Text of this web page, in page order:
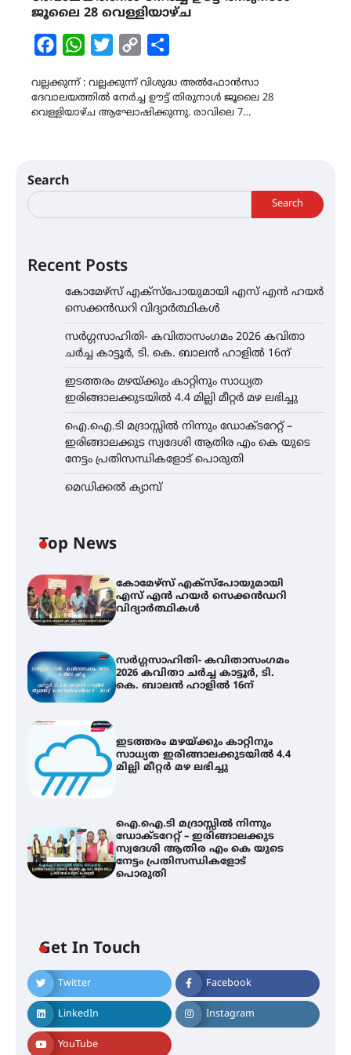
ജൂലൈ 28 വെള്ളിയാഴ്ച
FacebookWhatsAppTwitterCopy
വല്ലക്കുന്ന് : വല്ലക്കുന്ന് വിശുദ്ധ അൽഫോൻസാ
ദേവാലയത്തിൽ നേർച്ച ഊട്ട് തിരുനാൾ ജൂലൈ 28
വെള്ളിയാഴ്ച ആഘോഷിക്കുന്നു. രാവിലെ 7…
Search
Search
Recent Posts
കോമേഴ്സ് എക്സ്പോയുമായി എസ് എൻ ഹയർ
സെക്കൻഡറി വിദ്യാർത്ഥികൾ
സർഗ്ഗസാഹിതി- കവിതാസംഗമം 2026 കവിതാ
ചർച്ച കാട്ടൂർ, ടി. കെ. ബാലൻ ഹാളിൽ 16ന്
ഇടത്തരം മഴയ്ക്കും കാറ്റിനും സാധ്യത
ഇരിങ്ങാലക്കുടയിൽ 4.4 മില്ലി മീറ്റർ മഴ ലഭിച്ചു
ഐ.ഐ.ടി മദ്രാസ്സിൽ നിന്നും ഡോക്ടറേറ്റ് –
ഇരിങ്ങാലക്കുട സ്വദേശി ആതിര എം കെ യുടെ
നേട്ടം പ്രതിസന്ധികളോട് പൊരുതി
മെഡിക്കൽ ക്യാമ്പ്
Top News
കോമേഴ്സ് എക്സ്പോയുമായി
എസ് എൻ ഹയർ സെക്കൻഡറി
വിദ്യാർത്ഥികൾ
സർഗ്ഗസാഹിതി- കവിതാസംഗമം
2026 കവിതാ ചർച്ച കാട്ടൂർ, ടി.
കെ. ബാലൻ ഹാളിൽ 16ന്
ഇടത്തരം മഴയ്ക്കും കാറ്റിനും
സാധ്യത ഇരിങ്ങാലക്കുടയിൽ 4.4
മില്ലി മീറ്റർ മഴ ലഭിച്ചു
ഐ.ഐ.ടി മദ്രാസ്സിൽ നിന്നും
ഡോക്ടറേറ്റ് – ഇരിങ്ങാലക്കുട
സ്വദേശി ആതിര എം കെ യുടെ
നേട്ടം പ്രതിസന്ധികളോട്
പൊരുതി
Get In Touch
Twitter Facebook
LinkedIn Instagram
YouTube
സർഗ്ഗസാഹിതി- കവിതാസംഗമം
2026 കവിതാ ചർച്ച കാട്ടൂർ, ടി. കെ.
ബാലൻ ഹാളിൽ 16ന്